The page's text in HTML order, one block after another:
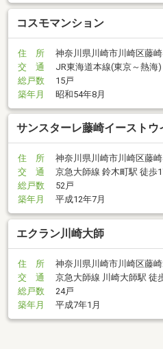
コスモマンション
住 所
神奈川県川崎市川崎区藤
交 通
JR東海道本線(東京～熱海
総戸数
15戸
築年月
昭和54年8月
サンスターレ藤崎イーストウ
住 所
神奈川県川崎市川崎区藤
交 通
京急大師線 鈴木町駅 徒歩
総戸数
52戸
築年月
平成12年7月
エクラン川崎大師
住 所
神奈川県川崎市川崎区藤
交 通
京急大師線 川崎大師駅 徒
総戸数
24戸
築年月
平成7年1月